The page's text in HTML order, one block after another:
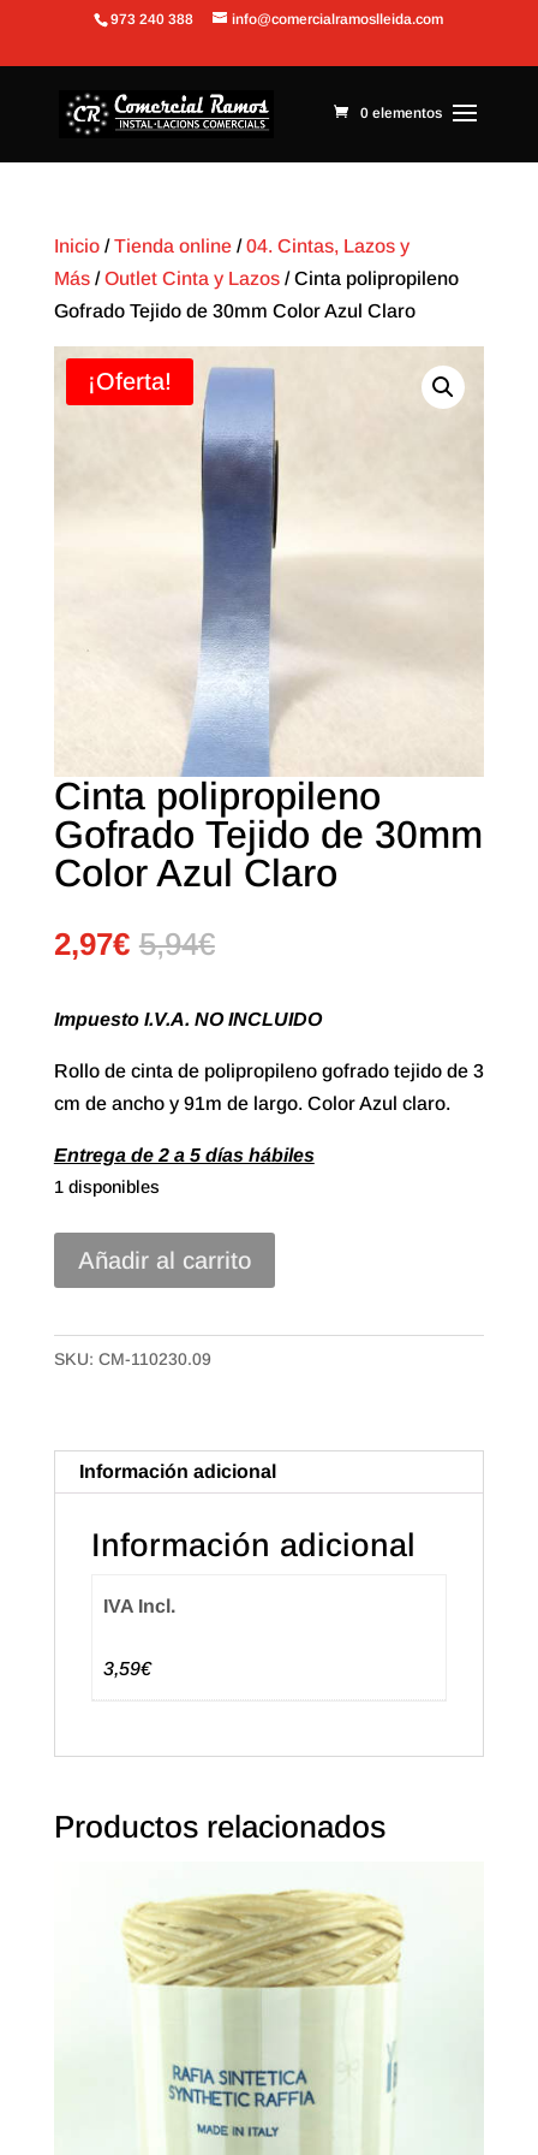
Abrir barra de herramientas
973 240 388 info@comercialramoslleida.com
0 elementos
Inicio/Tienda online/04. Cintas, Lazos y
Más/Outlet Cinta y Lazos/ Cinta polipropileno
Gofrado Tejido de 30mm Color Azul Claro
¡Oferta!
Cinta polipropileno
Gofrado Tejido de 30mm
Color Azul Claro
2,97€ 5,94€
Impuesto I.V.A. NO INCLUIDO
Rollo de cinta de polipropileno gofrado tejido de 3
cm de ancho y 91m de largo. Color Azul claro.
Entrega de 2 a 5 días hábiles
1 disponibles
Cinta
Azul
cantidad
Añadir al carrito
SKU: CM-110230.09
Información adicional
Información adicional
IVA Incl.
3,59€
Productos relacionados